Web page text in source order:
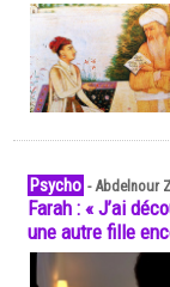
Psycho -Abdelnour
Farah : « J’ai
une autre fille